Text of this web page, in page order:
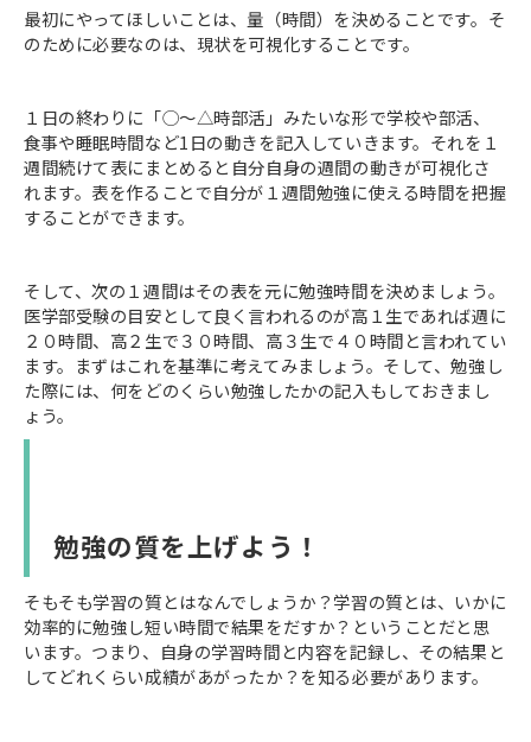
最初にやってほしいことは、量（時間）を決めることです。そ
のために必要なのは、現状を可視化することです。
１日の終わりに「◯〜△時部活」みたいな形で学校や部活、
食事や睡眠時間など1日の動きを記入していきます。それを１
週間続けて表にまとめると自分自身の週間の動きが可視化さ
れます。表を作ることで自分が１週間勉強に使える時間を把握
することができます。
そして、次の１週間はその表を元に勉強時間を決めましょう。
医学部受験の目安として良く言われるのが高１生であれば週に
２０時間、高２生で３０時間、高３生で４０時間と言われてい
ます。まずはこれを基準に考えてみましょう。そして、勉強し
た際には、何をどのくらい勉強したかの記入もしておきまし
ょう。
勉強の質を上げよう！
そもそも学習の質とはなんでしょうか？学習の質とは、いかに
効率的に勉強し短い時間で結果をだすか？ということだと思
います。つまり、自身の学習時間と内容を記録し、その結果と
してどれくらい成績があがったか？を知る必要があります。